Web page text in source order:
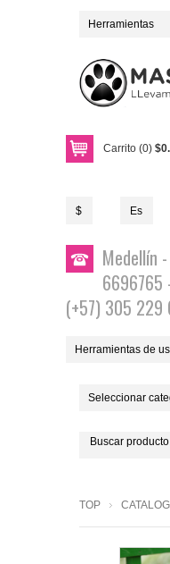
Herramientas
Carrito (0)
$ Es
Medellín
6696765
(+57) 305 229
Herramientas de
Seleccionar
TOP CATALOG